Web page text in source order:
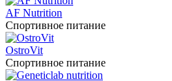
AF Nutrition
Спортивное питание
OstroVit
Спортивное питание